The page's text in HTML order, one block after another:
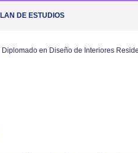
DE ESTUDIOS
Diplomado en Diseño de Interiores